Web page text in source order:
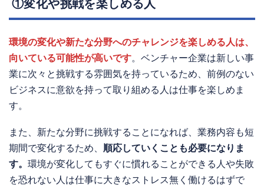
①変化や挑戦を楽しめる人
環境の変化や新たな分野へのチャレンジを楽しめる人は、
向いている可能性が高いです。ベンチャー企業は新しい事
業に次々と挑戦する雰囲気を持っているため、前例のない
ビジネスに意欲を持って取り組める人は仕事を楽しめま
す。
また、新たな分野に挑戦することになれば、業務内容も短
期間で変化するため、 順応していくことも必要になりま
す。 環境が変化してもすぐに慣れることができる人や失敗
を恐れない人は仕事に大きなストレス無く働けるはずで